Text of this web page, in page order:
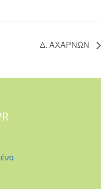
Δ. ΑΧΑΡΝΩΝ